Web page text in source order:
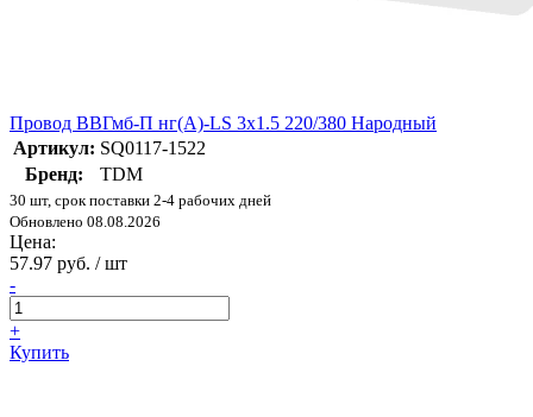
Провод ВВГмб-П нг(А)-LS 3х1.5 220/380 Народный
Артикул: SQ0117-1522
Бренд:
TDM
30 шт, срок поставки 2-4 рабочих дней
Обновлено 08.08.2026
Цена:
57.97 руб. / шт
-
+
Купить